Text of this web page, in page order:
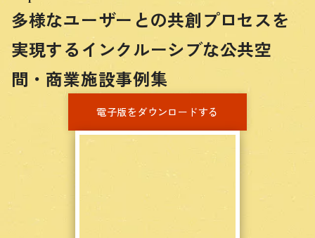
多様なユーザーとの共創プロセスを
実現するインクルーシブな公共空
間・商業施設事例集
電子版をダウンロードする